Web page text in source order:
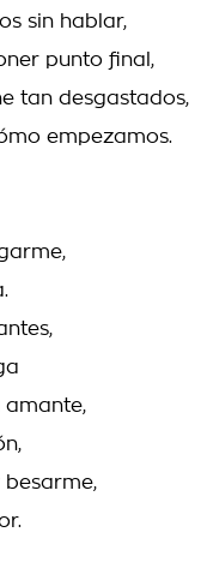
sin hablar,
punto final,
tan desgastados,
empezamos.
amante,